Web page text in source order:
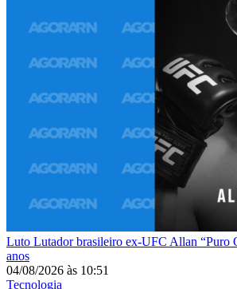
Luto Lutador brasileiro ex-UFC Allan “Puro
anos
04/08/2026 às 10:51
Tecnologia